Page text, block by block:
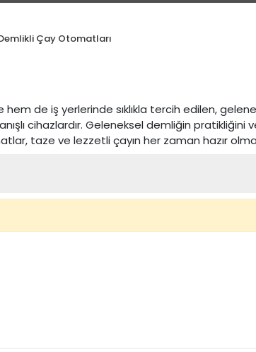
Çay Otomatları
de iş yerlerinde sıklıkla tercih edilen,
cihazlardır. Geleneksel demliğin
taze ve lezzetli çayın her zaman hazır